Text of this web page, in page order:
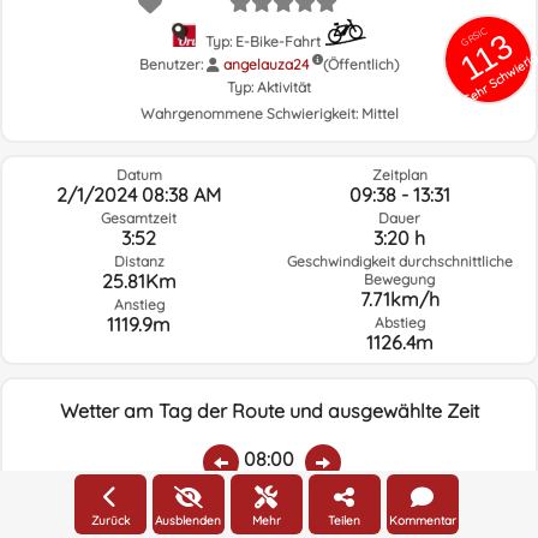
GRSIC
113
Sehr
Typ: E-Bike-Fahrt
Benutzer:
angelauza24
(Öffentlich)
Typ: Aktivität
Wahrgenommene Schwierigkeit: Mittel
Datum
2/1/2024 08:38 AM
Gesamtzeit
3:52
Distanz
25.81Km
Anstieg
1119.9m
Zeitplan
09:38 - 13:31
Dauer
3:20 h
Geschwindigkeit durchschnittliche
Bewegung
7.71km/h
Abstieg
1126.4m
Wetter am Tag der Route und ausgewählte Zeit
08:00
Regen:
Durchschnittliche
Geschwindigkeit
Windrichtung
Zurück Ausblenden Mehr Teilen Kommentar